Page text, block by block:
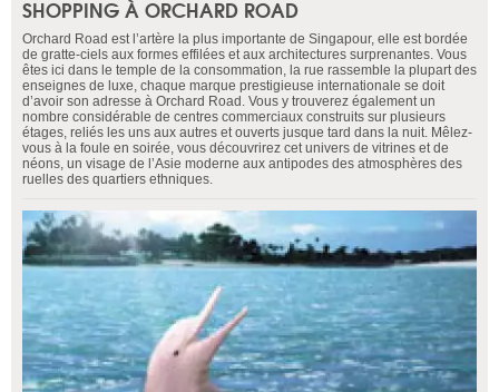
SHOPPING À ORCHARD ROAD
Orchard Road est l’artère la plus importante de Singapour, elle est bordée
de gratte-ciels aux formes effilées et aux architectures surprenantes. Vous
êtes ici dans le temple de la consommation, la rue rassemble la plupart des
enseignes de luxe, chaque marque prestigieuse internationale se doit
d’avoir son adresse à Orchard Road. Vous y trouverez également un
nombre considérable de centres commerciaux construits sur plusieurs
étages, reliés les uns aux autres et ouverts jusque tard dans la nuit. Mêlez-
vous à la foule en soirée, vous découvrirez cet univers de vitrines et de
néons, un visage de l’Asie moderne aux antipodes des atmosphères des
ruelles des quartiers ethniques.